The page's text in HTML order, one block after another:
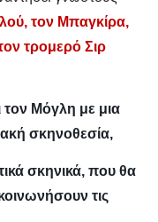
τον Μπαγκίρα,
τρομερό Σιρ
Μόγλη με μια
σκηνοθεσία,
σκηνικά, που θα
τις